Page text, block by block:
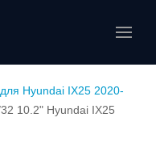
Hyundai IX25 2020-
10.2" Hyundai IX25